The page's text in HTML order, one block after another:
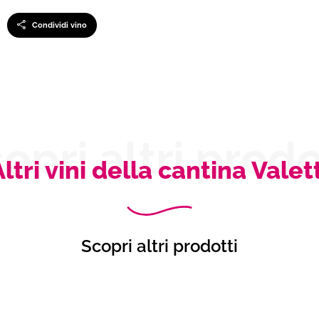
Condividi vino
altri
vini della cantina
Scopri altri prodotti